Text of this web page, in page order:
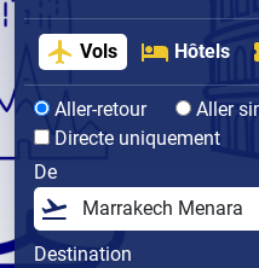
Vols Hôtels
Aller-retour
Aller
Directe uniquement
De
Destination